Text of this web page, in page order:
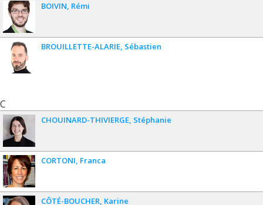
BOIVIN Rémi
BROUILLETTE-ALARIE Sébastien
C
CHOUINARD-THIVIERGE Stéphanie
CORTONI Franca
CÔTÉ-BOUCHER Karine